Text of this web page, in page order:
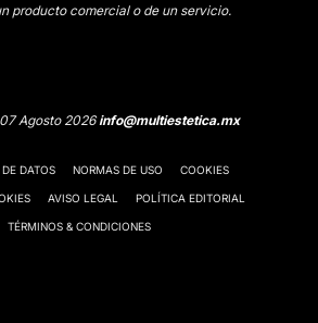
producto comercial o de un servicio.
Agosto 2026info@multiestetica.mx
DATOS NORMAS DE USO COOKIES
AVISO LEGAL POLÍTICA EDITORIAL
TÉRMINOS & CONDICIONES